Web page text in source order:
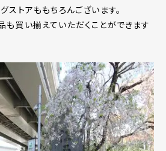
ストアももちろんございます。
買い揃えていただくことができます